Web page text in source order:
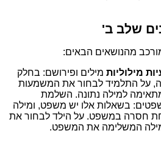
שלב ב'
מהנושאים הבאים:
מילוליות מילים ופירושם: בחלק
על התלמיד לבחור את המשמעות
למילה נתונה. השלמת
בשאלות אלו יש משפט, ומילה
חסרה במשפט. על הילד לבחור את
המשלימה את המשפט.